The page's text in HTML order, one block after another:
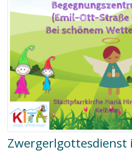
Zwergerlgottesdienst